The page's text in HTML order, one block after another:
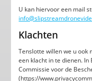
U kan hiervoor een mail
Klachten
Tenslotte willen we u ook
een klacht in te dienen.
Commissie voor de
(https://